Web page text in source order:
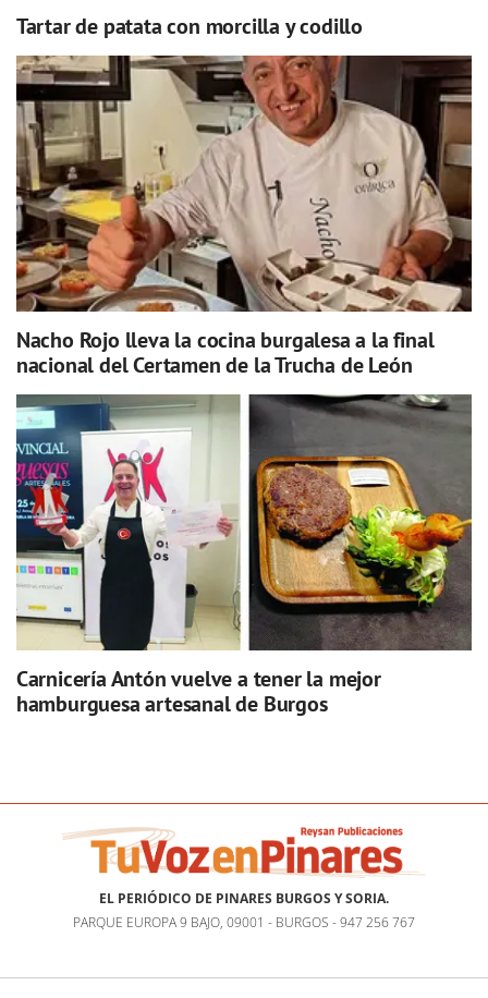
Tartar de patata con morcilla y codillo
Nacho Rojo lleva la cocina burgalesa a la final
nacional del Certamen de la Trucha de León
Carnicería Antón vuelve a tener la mejor
hamburguesa artesanal de Burgos
EL PERIÓDICO DE PINARES BURGOS Y SORIA.
PARQUE EUROPA 9 BAJO, 09001 - BURGOS - 947 256 767